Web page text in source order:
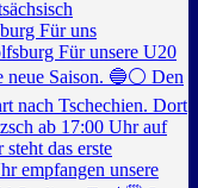
Für uns